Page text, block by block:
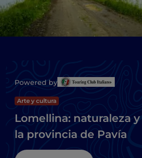
Powered by
Arte y cultura
Lomellina: naturaleza
la provincia de Pavía